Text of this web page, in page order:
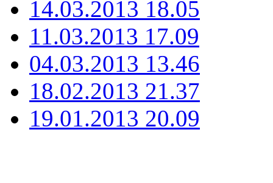
14.03.2013 18.05
11.03.2013 17.09
04.03.2013 13.46
18.02.2013 21.37
19.01.2013 20.09